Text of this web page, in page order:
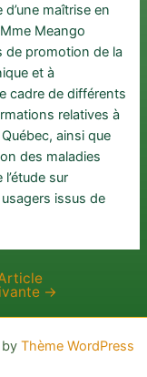
maîtrise en
Meango
de promotion de la
et à
cadre de différents
relatives à
ainsi que
des maladies
sur
issus de
→
Thème WordPress